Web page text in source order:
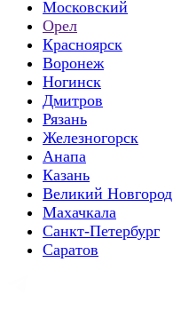
Московский
Орел
Красноярск
Воронеж
Ногинск
Дмитров
Рязань
Железногорск
Анапа
Казань
Великий Новгород
Махачкала
Санкт-Петербург
Саратов